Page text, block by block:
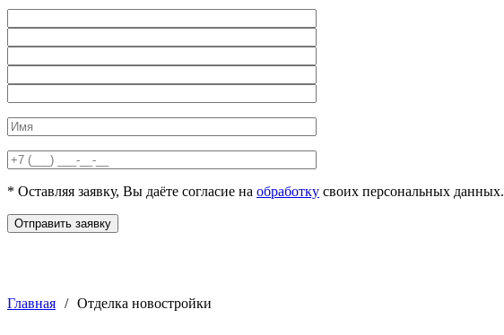
* Оставляя заявку, Вы даёте согласие на обработку своих персональных данных.
Отправить заявку
Главная / Отделка новостройки